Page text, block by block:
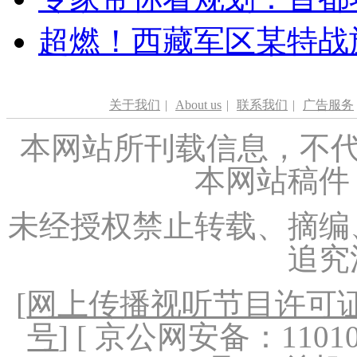
超燃！西藏军区某特
关于我们 | About us | 联系我们 | 广告服务
本网站所刊载信息，不
本网站稿
未经授权禁止转载、摘
追
[网上传播视听节目许可
号] [ 京公网安备：